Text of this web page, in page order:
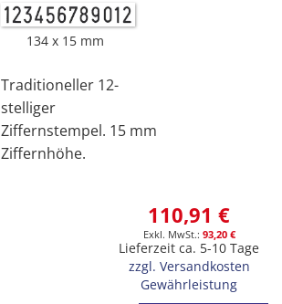
134 x 15 mm
Traditioneller 12-
stelliger
Ziffernstempel. 15 mm
Ziffernhöhe.
110,91 €
93,20 €
Lieferzeit ca. 5-10 Tage
zzgl. Versandkosten
Gewährleistung